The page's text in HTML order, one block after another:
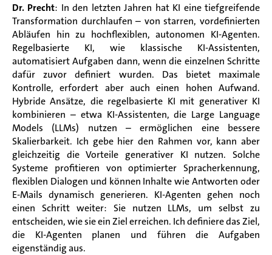
Dr. Precht: In den letzten Jahren hat KI eine tiefgreifende
Transformation durchlaufen – von starren, vordefinierten
Abläufen hin zu hochflexiblen, autonomen KI-Agenten.
Regelbasierte KI, wie klassische KI-Assistenten,
automatisiert Aufgaben dann, wenn die einzelnen Schritte
dafür zuvor definiert wurden. Das bietet maximale
Kontrolle, erfordert aber auch einen hohen Aufwand.
Hybride Ansätze, die regelbasierte KI mit generativer KI
kombinieren – etwa KI-Assistenten, die Large Language
Models (LLMs) nutzen – ermöglichen eine bessere
Skalierbarkeit. Ich gebe hier den Rahmen vor, kann aber
gleichzeitig die Vorteile generativer KI nutzen. Solche
Systeme profitieren von optimierter Spracherkennung,
flexiblen Dialogen und können Inhalte wie Antworten oder
E-Mails dynamisch generieren. KI-Agenten gehen noch
einen Schritt weiter: Sie nutzen LLMs, um selbst zu
entscheiden, wie sie ein Ziel erreichen. Ich definiere das Ziel,
die KI-Agenten planen und führen die Aufgaben
eigenständig aus.